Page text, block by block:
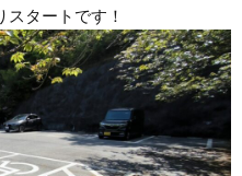
タートです！